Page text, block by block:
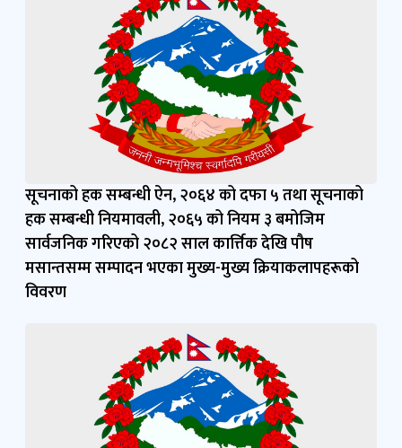
सूचनाको हक सम्बन्धी ऐन, २०६४ को दफा ५ तथा सूचनाको
हक सम्बन्धी नियमावली, २०६५ को नियम ३ बमोजिम
सार्वजनिक गरिएको २०८२ साल कार्त्तिक देखि पौष
मसान्तसम्म सम्पादन भएका मुख्य-मुख्य क्रियाकलापहरूको
विवरण